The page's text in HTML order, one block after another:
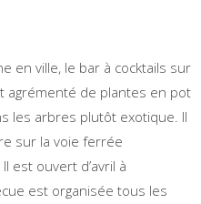
en ville, le bar à cocktails sur
agrémenté de plantes en pot
les arbres plutôt exotique. Il
sur la voie ferrée
est ouvert d’avril à
est organisée tous les